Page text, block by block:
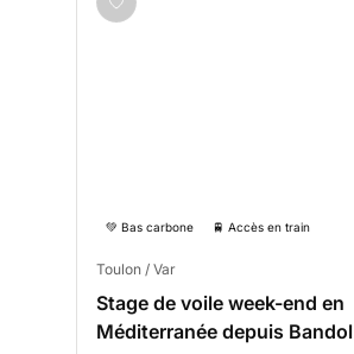
💚 Bas carbone 🚆 Accès en train
Toulon / Var
Stage de voile week-end en
Méditerranée depuis Bandol